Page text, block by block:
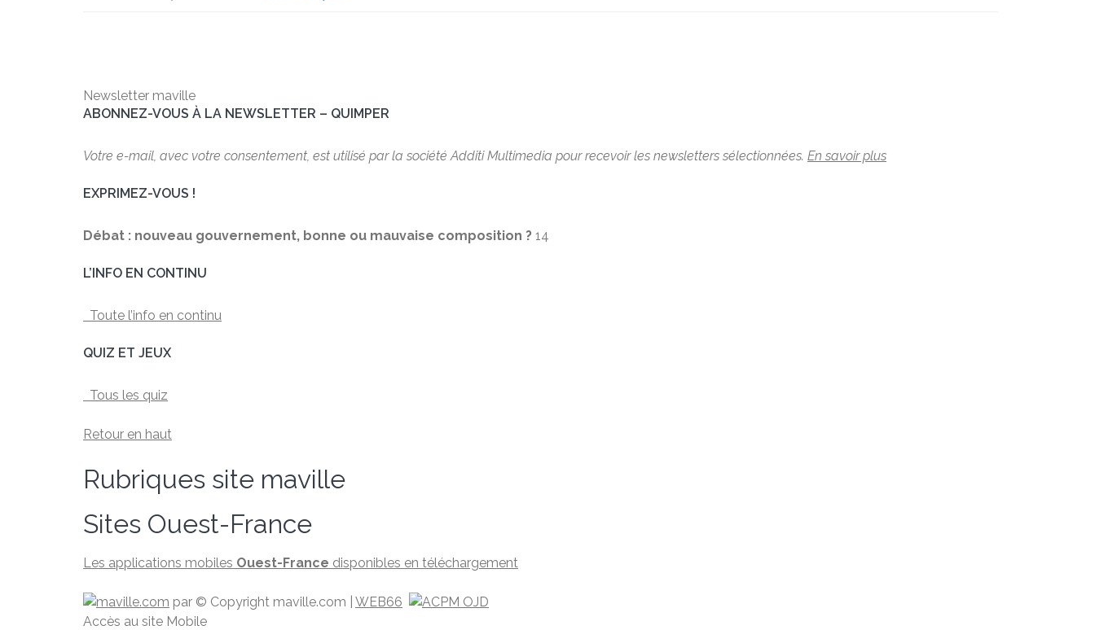
Newsletter maville
ABONNEZ-VOUS À LA NEWSLETTER – QUIMPER
Votre e-mail, avec votre consentement, est utilisé par la société Additi Multimedia pour recevoir les newsletters sélectionnées. En savoir plus
EXPRIMEZ-VOUS !
Débat : nouveau gouvernement, bonne ou mauvaise composition ? 14
L’INFO EN CONTINU
Toute l’info en continu
QUIZ ET JEUX
Tous les quiz
Retour en haut
Rubriques site maville
Sites Ouest-France
Les applications mobiles Ouest-France disponibles en téléchargement
par © Copyright maville.­com
WEB66
Accès au site Mobile